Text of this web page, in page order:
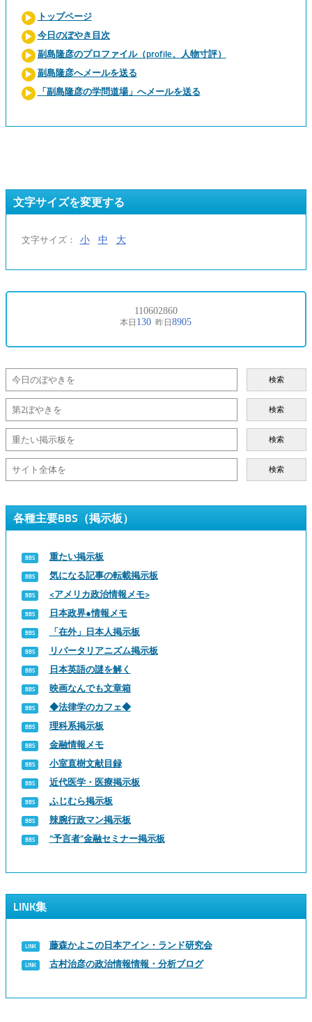
トップページ
今日のぼやき目次
副島隆彦のプロファイル（profile、人物寸評）
副島隆彦へメールを送る
「副島隆彦の学問道場」へメールを送る
文字サイズを変更する
文字サイズ： 小 中 大
検索
検索
検索
検索
各種主要BBS（掲示板）
重たい掲示板
気になる記事の転載掲示板
<アメリカ政治情報メモ>
日本政界●情報メモ
「在外」日本人掲示板
リバータリアニズム掲示板
日本英語の謎を解く
映画なんでも文章箱
◆法律学のカフェ◆
理科系掲示板
金融情報メモ
小室直樹文献目録
近代医学・医療掲示板
ふじむら掲示板
辣腕行政マン掲示板
“予言者”金融セミナー掲示板
LINK集
藤森かよこの日本アイン・ランド研究会
古村治彦の政治情報情報・分析ブログ